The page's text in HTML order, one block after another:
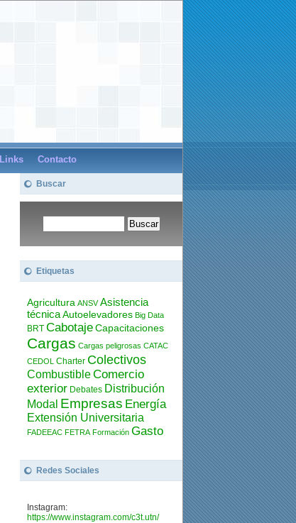
Links Contacto
Buscar
Etiquetas
Agricultura ANSV Asistencia
técnicaAutoelevadores Big Data
BRT Cabotaje Capacitaciones
Cargas Cargas peligrosas CATAC
CEDOL Charter Colectivos
CombustibleComercio
exterior Debates Distribución
Modal Empresas Energía
Extensión Universitaria
FADEEAC FETRA Formación Gasto
Redes Sociales
Instagram:
https://www.instagram.com/c3t.utn/